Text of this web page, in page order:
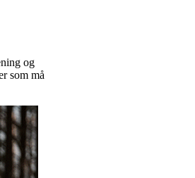
og
som må